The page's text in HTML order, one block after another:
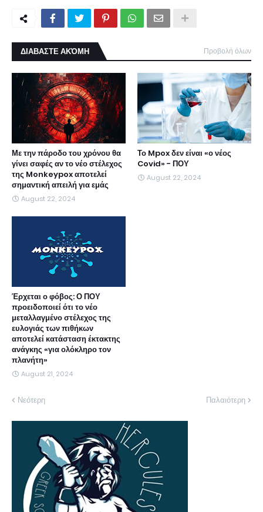
ΔΙΑΒΑΣΤΕ ΑΚΌΜΗ Προβολή όλων
Με την πάροδο του χρόνου θα
γίνει σαφές αν το νέο στέλεχος
της Monkeypox αποτελεί
σημαντική απειλή για εμάς
August 22, 2024
Το Mpox δεν είναι «ο νέος
Covid» - ΠΟΥ
August 22, 2024
Έρχεται ο φόβος: Ο ΠΟΥ
προειδοποιεί ότι το νέο
μεταλλαγμένο στέλεχος της
ευλογιάς των πιθήκων
αποτελεί κατάσταση έκτακτης
ανάγκης «για ολόκληρο τον
πλανήτη»
August 21, 2024
Νεότερη Παλαιότερη